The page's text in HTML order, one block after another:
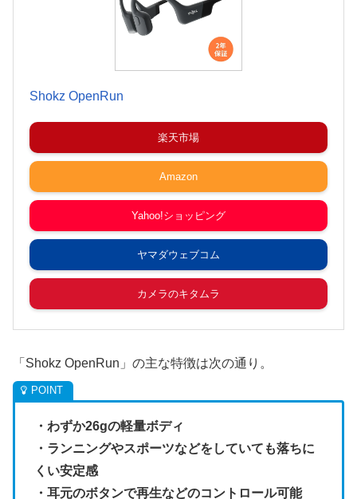
Shokz OpenRun
楽天市場
Amazon
Yahoo!ショッピング
ヤマダウェブコム
カメラのキタムラ
「Shokz OpenRun」の主な特徴は次の通り。
・わずか26gの軽量ボディ
・ランニングやスポーツなどをしていても落ちに
くい安定感
・耳元のボタンで再生などのコントロール可能